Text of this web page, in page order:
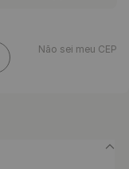
Não sei meu CEP